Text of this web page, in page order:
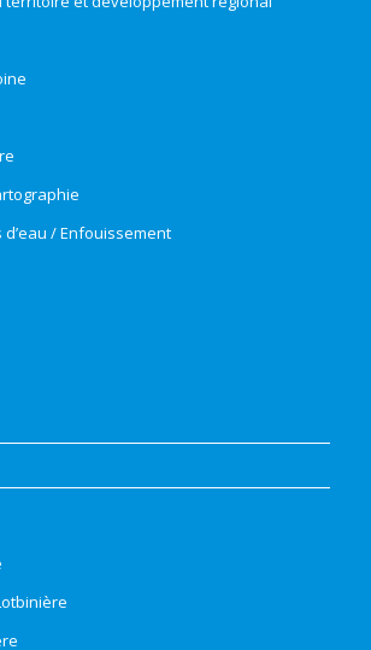
/ Enfouissement